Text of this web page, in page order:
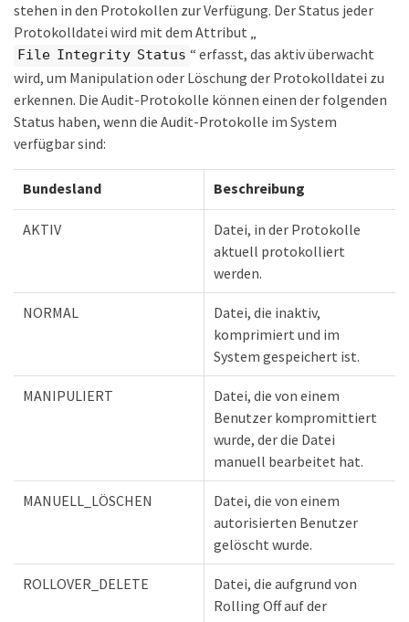
stehen in den Protokollen zur Verfügung. Der Status jeder
Protokolldatei wird mit dem Attribut „
File Integrity Status “ erfasst, das aktiv überwacht
wird, um Manipulation oder Löschung der Protokolldatei zu
erkennen. Die Audit-Protokolle können einen der folgenden
Status haben, wenn die Audit-Protokolle im System
verfügbar sind:
Bundesland Beschreibung
AKTIV
Datei, in der Protokolle
aktuell protokolliert
werden.
NORMAL
Datei, die inaktiv,
komprimiert und im
System gespeichert ist.
MANIPULIERT
Datei, die von einem
Benutzer kompromittiert
wurde, der die Datei
manuell bearbeitet hat.
MANUELL_LÖSCHEN
Datei, die von einem
autorisierten Benutzer
gelöscht wurde.
ROLLOVER_DELETE
Datei, die aufgrund von
Rolling Off auf der